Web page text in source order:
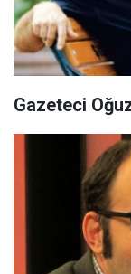
Gazeteci